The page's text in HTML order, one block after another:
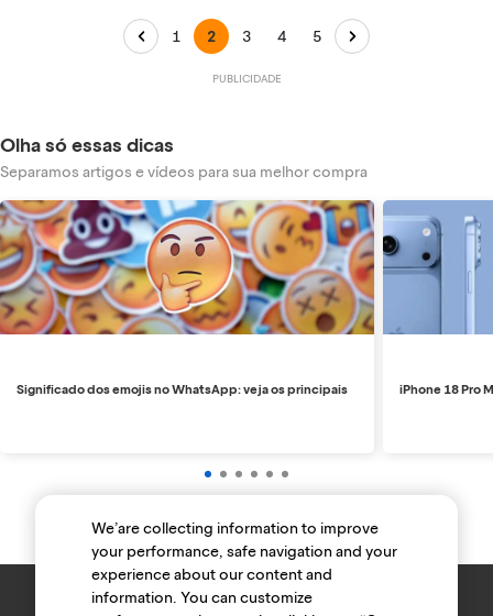
1 2 3 4 5
Olha só essas dicas
Separamos artigos e vídeos para sua melhor compra
Significado dos emojis no WhatsApp: veja os principais iPhone 18 Pro
We’are collecting information to improve
your performance, safe navigation and your
experience about our content and
information. You can customize